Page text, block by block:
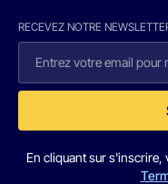
RECEVEZ NOTRE
En cliquant sur s'inscrire,